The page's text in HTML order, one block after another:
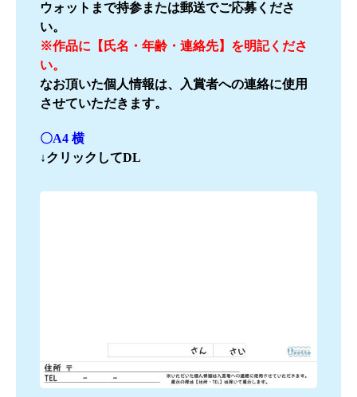
ウォットまで持参または郵送でご応募くださ
い。
※作品に【氏名・年齢・連絡先】を明記くださ
い。
なお頂いた個人情報は、入賞者への連絡に使用
させていただきます。
〇A4 横
↓クリックしてDL